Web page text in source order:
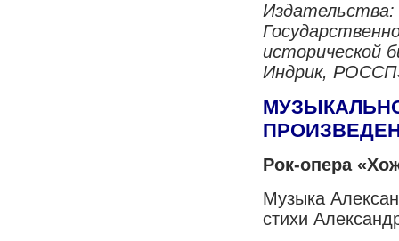
исторической
Индрик,
Рок-опера
Музыка
стихи